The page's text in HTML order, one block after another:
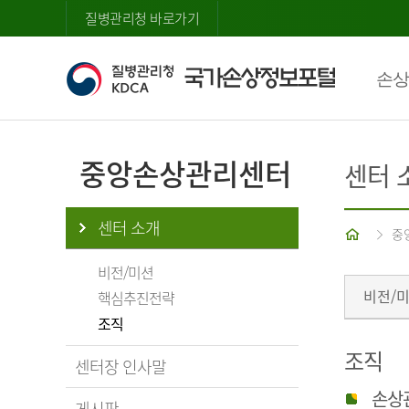
질병관리청 바로가기
손
중앙손상관리센터
센터 소개
비전/미션
핵심추진전략
조직
센터장 인사말
센터
중
비전/
조직
손상